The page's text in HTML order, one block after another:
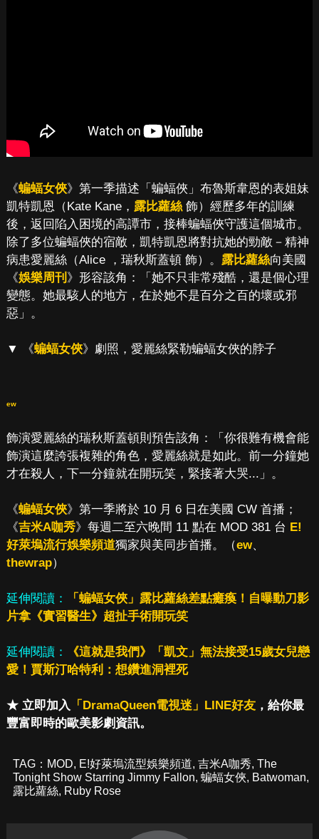
《蝙蝠女俠》第一季描述「蝙蝠俠」布魯斯韋恩的表姐妹
凱特凱恩（Kate Kane， 露比蘿絲飾）經歷多年的訓練
後，返回陷入困境的高譚市，接棒蝙蝠俠守護這個城市。
除了多位蝙蝠俠的宿敵，凱特凱恩將對抗她的勁敵－精神
病患愛麗絲（Alice ，瑞秋斯蓋頓 飾）。 露比蘿絲向美國
《娛樂周刊 》形容該角：「她不只非常殘酷，還是個心理
變態。她最駭人的地方，在於她不是百分之百的壞或邪
惡」。
▼ 《蝙蝠女俠》劇照，愛麗絲緊勒蝙蝠女俠的脖子
ew
飾演愛麗絲的瑞秋斯蓋頓則預告該角：「你很難有機會能
飾演這麼誇張複雜的角色，愛麗絲就是如此。前一分鐘她
才在殺人，下一分鐘就在開玩笑，緊接著大哭...」。
《蝙蝠女俠》第一季將於 10 月 6 日在美國 CW 首播；
《吉米A咖秀》每週二至六晚間 11 點在 MOD 381 台 E!
好萊塢流行娛樂頻道獨家與美同步首播。（ew、
thewrap）
延伸閱讀：
「蝙蝠女俠」露比蘿絲差點癱瘓！自曝動刀影
片拿《實習醫生》超扯手術開玩笑
延伸閱讀：
《這就是我們》「凱文」無法接受15歲女兒戀
愛！賈斯汀哈特利：想鑽進洞裡死
★ 立即加入 「DramaQueen電視迷」LINE好友，給你最
豐富即時的歐美影劇資訊。
TAG： MOD, E!好萊塢流型娛樂頻道, 吉米A咖秀, The
Tonight Show Starring Jimmy Fallon, 蝙蝠女俠, Batwoman,
露比蘿絲, Ruby Rose